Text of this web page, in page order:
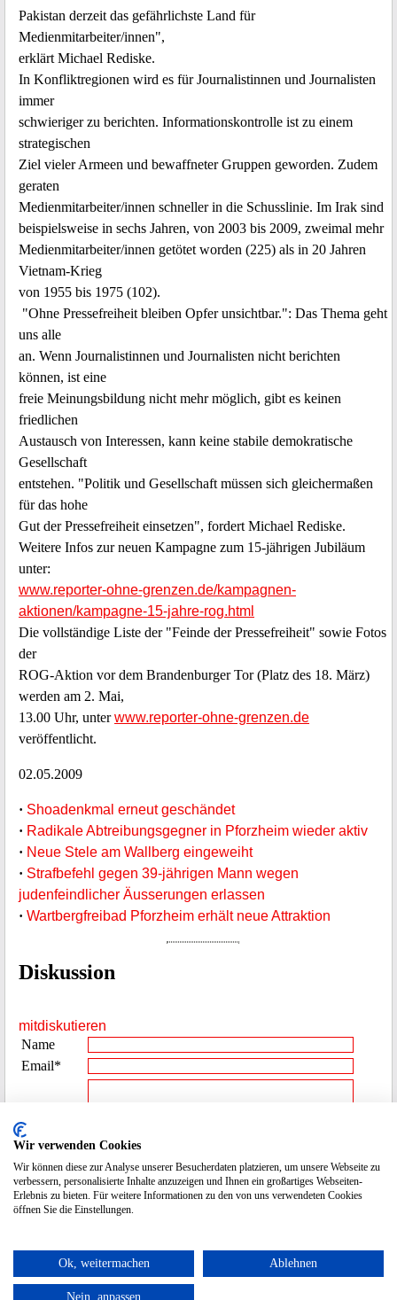
Pakistan derzeit das gefährlichste Land für
Medienmitarbeiter/innen",
erklärt Michael Rediske.
In Konfliktregionen wird es für Journalistinnen und Journalisten
immer
schwieriger zu berichten. Informationskontrolle ist zu einem
strategischen
Ziel vieler Armeen und bewaffneter Gruppen geworden. Zudem
geraten
Medienmitarbeiter/innen schneller in die Schusslinie. Im Irak sind
beispielsweise in sechs Jahren, von 2003 bis 2009, zweimal mehr
Medienmitarbeiter/innen getötet worden (225) als in 20 Jahren
Vietnam-Krieg
von 1955 bis 1975 (102).
"Ohne Pressefreiheit bleiben Opfer unsichtbar.": Das Thema geht
uns alle
an. Wenn Journalistinnen und Journalisten nicht berichten
können, ist eine
freie Meinungsbildung nicht mehr möglich, gibt es keinen
friedlichen
Austausch von Interessen, kann keine stabile demokratische
Gesellschaft
entstehen. "Politik und Gesellschaft müssen sich gleichermaßen
für das hohe
Gut der Pressefreiheit einsetzen", fordert Michael Rediske.
Weitere Infos zur neuen Kampagne zum 15-jährigen Jubiläum
unter:
www.reporter-ohne-grenzen.de/kampagnen-
aktionen/kampagne-15-jahre-rog.html
Die vollständige Liste der "Feinde der Pressefreiheit" sowie Fotos
der
ROG-Aktion vor dem Brandenburger Tor (Platz des 18. März)
werden am 2. Mai,
13.00 Uhr, unterwww.reporter-ohne-grenzen.de
veröffentlicht.
02.05.2009
· Shoadenkmal erneut geschändet
· Radikale Abtreibungsgegner in Pforzheim wieder aktiv
· Neue Stele am Wallberg eingeweiht
· Strafbefehl gegen 39-jährigen Mann wegen
judenfeindlicher Äusserungen erlassen
· Wartbergfreibad Pforzheim erhält neue Attraktion
Diskussion
mitdiskutieren
Name
Email*
Beitrag**
Spamcode
eingeben
2898
* die Emailadresse wird nicht veröffentlicht.
Wir verwenden Cookies
Wir können diese zur Analyse unserer Besucherdaten platzieren, um unsere Webseite zu
verbessern, personalisierte Inhalte anzuzeigen und Ihnen ein großartiges Webseiten-
Erlebnis zu bieten. Für weitere Informationen zu den von uns verwendeten Cookies
öffnen Sie die Einstellungen.
Ok, weitermachen Ablehnen
Nein, anpassen